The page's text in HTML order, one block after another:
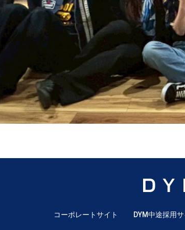
コーポレートサイト DYM中途採用サ